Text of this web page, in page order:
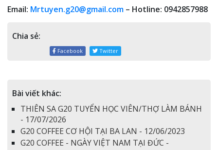
Email: Mrtuyen.g20@gmail.com – Hotline: 0942857988
Chia sẻ:
Facebook Twitter
Bài viết khác:
THIÊN SA G20 TUYỂN HỌC VIÊN/THỢ LÀM BÁNH
- 17/07/2026
G20 COFFEE CƠ HỘI TẠI BA LAN - 12/06/2023
G20 COFFEE - NGÀY VIỆT NAM TẠI ĐỨC -